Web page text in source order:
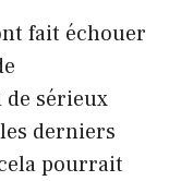
fait échouer
sérieux
derniers
pourrait